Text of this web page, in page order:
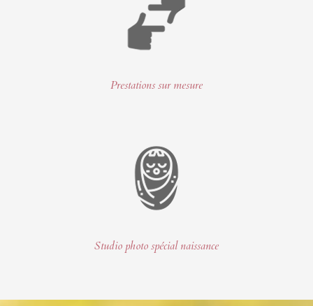
Prestations sur mesure
Studio photo spécial naissance